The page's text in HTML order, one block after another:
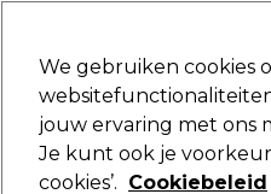
Volgende
We gebruiken cookies
jouw ervaring met ons
Je kunt ook je
cookies’. Cookiebeleid